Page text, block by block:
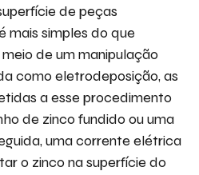
de peças
mais simples do que
de um manipulação
como eletrodeposição, as
a esse procedimento
de zinco fundido ou uma
uma corrente elétrica
o zinco na superfície do